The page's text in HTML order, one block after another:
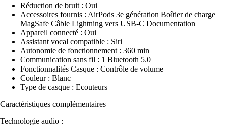
Réduction de bruit : Oui
Accessoires fournis : AirPods 3e génération Boîtier de charge
MagSafe Câble Lightning vers USB-C Documentation
Appareil connecté : Oui
Assistant vocal compatible : Siri
Autonomie de fonctionnement : 360 min
Communication sans fil : 1 Bluetooth 5.0
Fonctionnalités Casque : Contrôle de volume
Couleur : Blanc
Type de casque : Ecouteurs
Caractéristiques complémentaires
Technologie audio :